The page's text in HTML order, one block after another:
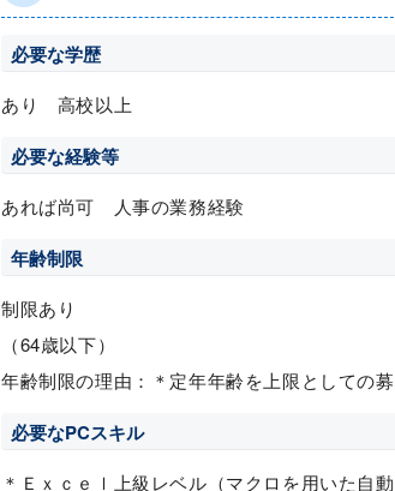
必要な学歴
あり 高校以上
必要な経験等
あれば尚可 人事の業務経験
年齢制限
制限あり
（64歳以下）
年齢制限の理由：＊定年年齢を上限としての募
必要なPCスキル
＊Ｅｘｃｅｌ上級レベル（マ